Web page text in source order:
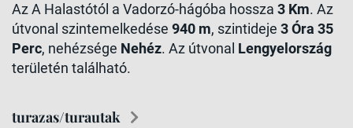
Az A Halastótól a Vadorzó-hágóba hossza 3 Km. Az
útvonal szintemelkedése 940 m, szintideje 3 Óra 35
Perc, nehézsége Nehéz. Az útvonal Lengyelország
területén található.
turazas/turautak